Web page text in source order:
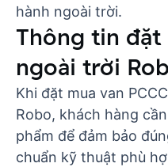
hành ngoài trời.
Thông tin đặt
ngoài trời
Khi đặt mua van
Robo, khách hàng
phẩm để đảm bảo
chuẩn kỹ thuật phù